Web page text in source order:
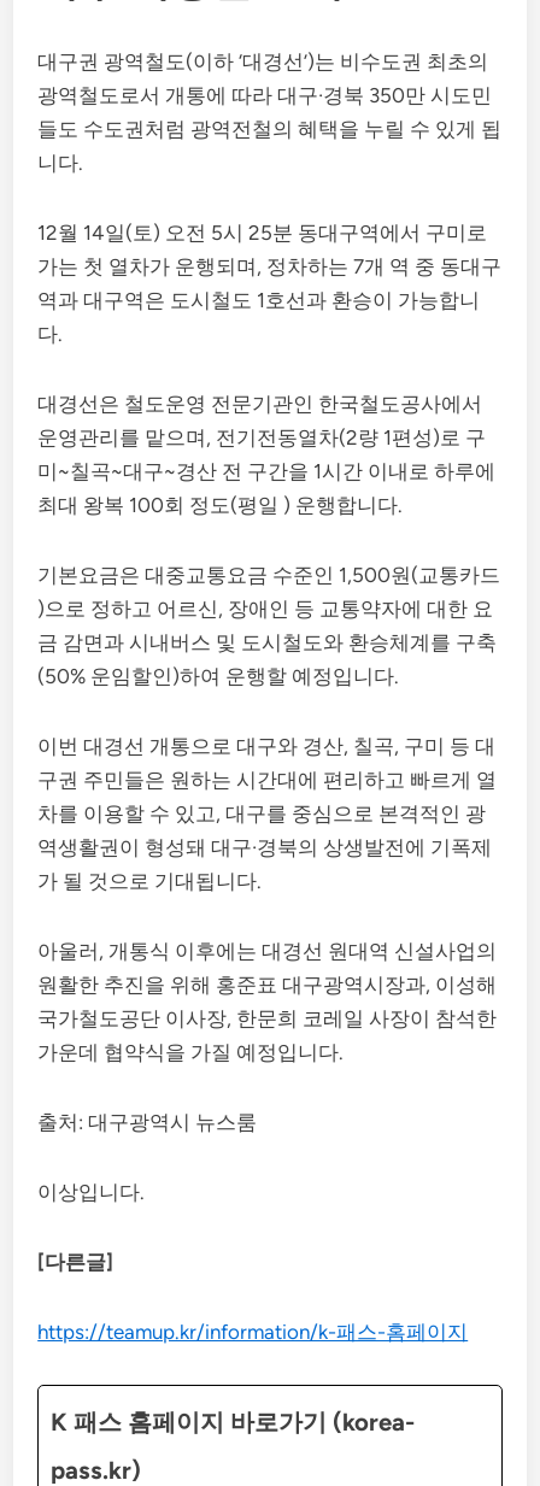
대구권 광역철도(이하 ‘대경선’)는 비수도권 최초의
광역철도로서 개통에 따라 대구·경북 350만 시도민
들도 수도권처럼 광역전철의 혜택을 누릴 수 있게 됩
니다.
12월 14일(토) 오전 5시 25분 동대구역에서 구미로
가는 첫 열차가 운행되며, 정차하는 7개 역 중 동대구
역과 대구역은 도시철도 1호선과 환승이 가능합니
다.
대경선은 철도운영 전문기관인 한국철도공사에서
운영관리를 맡으며, 전기전동열차(2량 1편성)로 구
미~칠곡~대구~경산 전 구간을 1시간 이내로 하루에
최대 왕복 100회 정도(평일 ) 운행합니다.
기본요금은 대중교통요금 수준인 1,500원(교통카드
)으로 정하고 어르신, 장애인 등 교통약자에 대한 요
금 감면과 시내버스 및 도시철도와 환승체계를 구축
(50% 운임할인)하여 운행할 예정입니다.
이번 대경선 개통으로 대구와 경산, 칠곡, 구미 등 대
구권 주민들은 원하는 시간대에 편리하고 빠르게 열
차를 이용할 수 있고, 대구를 중심으로 본격적인 광
역생활권이 형성돼 대구·경북의 상생발전에 기폭제
가 될 것으로 기대됩니다.
아울러, 개통식 이후에는 대경선 원대역 신설사업의
원활한 추진을 위해 홍준표 대구광역시장과, 이성해
국가철도공단 이사장, 한문희 코레일 사장이 참석한
가운데 협약식을 가질 예정입니다.
출처: 대구광역시 뉴스룸
이상입니다.
[다른글]
https://teamup.kr/information/k-패스-홈페이지
K 패스 홈페이지 바로가기 (korea-
pass.kr)